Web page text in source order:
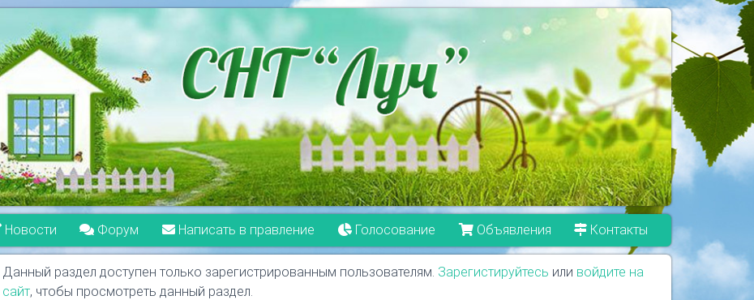
Новости Форум Написать в правление Голосование Объявления Контакты
Данный раздел доступен только зарегистрированным пользователям. Зарегистируйтесь или войдите на
сайт, чтобы просмотреть данный раздел.